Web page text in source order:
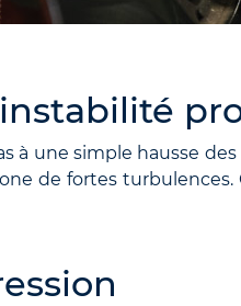
à une simple hausse
de fortes